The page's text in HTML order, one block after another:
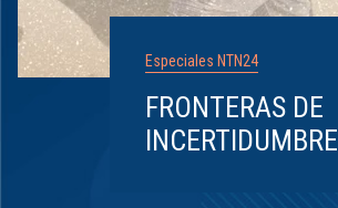
Especiales NTN24
FRONTERAS DE
INCERTIDUMBRE